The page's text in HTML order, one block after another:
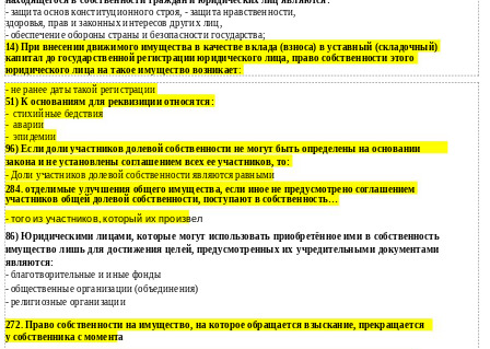
- защита основ конституционного строя, - защита нравственности,
здоровья, прав и законных интересов других лиц,
- обеспечение обороны страны и безопасности государства;
14) При внесении движимого имущества в качестве вклада (взноса) в уставный (складочный)
капитал до государственной регистрации юридического лица, право собственности этого
юридического лица на такое имущество возникает:
- не ранее даты такой регистрации
51) К основаниям для реквизиции относятся:
- стихийные бедствия
- аварии
- эпидемии
96) Если доли участников долевой собственности не могут быть определены на основании
закона и не установлены соглашением всех ее участников, то:
- Доли участников долевой собственности являются равными
284. отделимые улучшения общего имущества, если иное не предусмотрено соглашением
участников общей долевой собственности, поступают в собственность…
- того из участников, который их произвел
86) Юридическими лицами, которые могут использовать приобретённое ими в собственность
имущество лишь для достижения целей, предусмотренных их учредительными документами
являются:
- благотворительные и иные фонды
- общественные организации (объединения)
- религиозные организации
272. Право собственности на имущество, на которое обращается взыскание, прекращается
у собственника с момента